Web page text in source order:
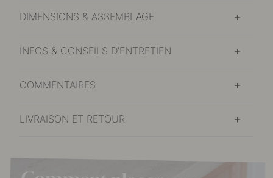
DIMENSIONS & ASSEMBLAGE
INFOS & CONSEILS D'ENTRETIEN
COMMENTAIRES
LIVRAISON ET RETOUR